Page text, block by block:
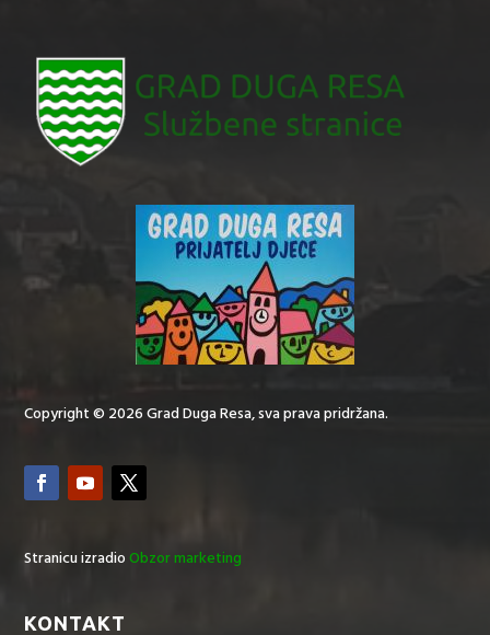
Copyright © 2026 Grad Duga Resa, sva prava pridržana.
Stranicu izradioObzor marketing
KONTAKT